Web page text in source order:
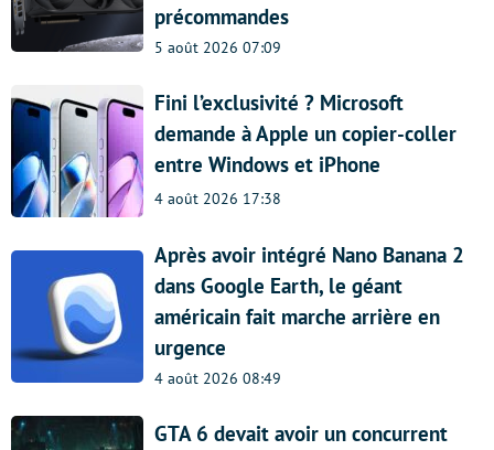
précommandes
5 août 2026 07:09
Fini l’exclusivité ? Microsoft
demande à Apple un copier-coller
entre Windows et iPhone
4 août 2026 17:38
Après avoir intégré Nano Banana 2
dans Google Earth, le géant
américain fait marche arrière en
urgence
4 août 2026 08:49
GTA 6 devait avoir un concurrent